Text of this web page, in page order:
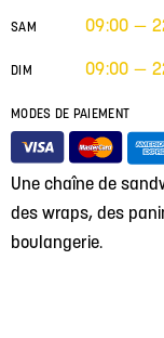
Une chaîne de
des wraps, des
boulangerie.
SAM 09:00 —
DIM 09:00 —
MODES DE PAIEMENT